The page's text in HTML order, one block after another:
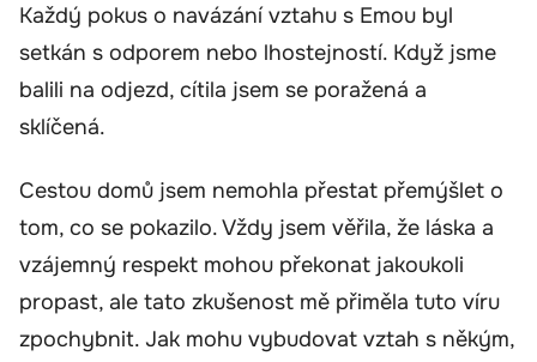
Každý pokus o navázání vztahu s Emou byl
setkán s odporem nebo lhostejností. Když jsme
balili na odjezd, cítila jsem se poražená a
sklíčená.
Cestou domů jsem nemohla přestat přemýšlet o
tom, co se pokazilo. Vždy jsem věřila, že láska a
vzájemný respekt mohou překonat jakoukoli
propast, ale tato zkušenost mě přiměla tuto víru
zpochybnit. Jak mohu vybudovat vztah s někým,